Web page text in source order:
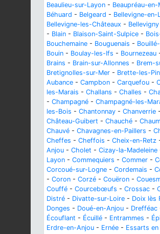
Beaulieu-sur-Layon - Beaupréau-en-
Béhuard - Belgeard - Bellevigne-en-
Bellevigne-les-Châteaux - Bellevigny
- Blain - Blaison-Saint-Sulpice -
Bouchemaine - Bouguenais -
Bouin - Boulay-les-Ifs - Bournezeau
Brains - Brain-sur-Allonnes - Brem-
Bretignolles-sur-Mer - Brette-les-
Aubance - Campbon - Carquefou -
les-Marais - Challans - Challes -
- Champagné - Champagné-les-
les-Bois - Chantonnay - Chanverrie -
Château-Guibert - Chauché -
Chauvé - Chavagnes-en-Paillers -
Cheffes - Cheffois - Cheix-en-Retz
Anjou - Cholet - Cizay-la-Madeleine
Layon - Commequiers - Commer -
Corcoué-sur-Logne - Cordemais -
- Coron - Corzé - Couëron -
Couffé - Courcebœufs - Crossac -
Distré - Divatte-sur-Loire - Doix lès
Donges - Doué-en-Anjou - Drefféac
Écouflant - Écuillé - Entrammes -
Erdre-en-Anjou - Ernée - Essarts